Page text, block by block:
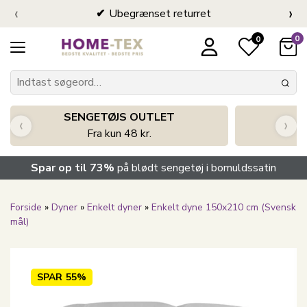
Ubegrænset returret
‹ ›
0 0
SENGETØJS OUTLET
Fra kun 48 kr.
‹ ›
Spar op til 73% på blødt sengetøj i bomuldssatin
Forside » Dyner » Enkelt dyner » Enkelt dyne 150x210 cm (Svensk
mål)
SPAR 55%